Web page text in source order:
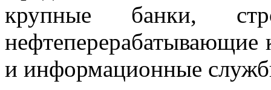
крупные банки,
нефтеперерабатывающие
и информационные